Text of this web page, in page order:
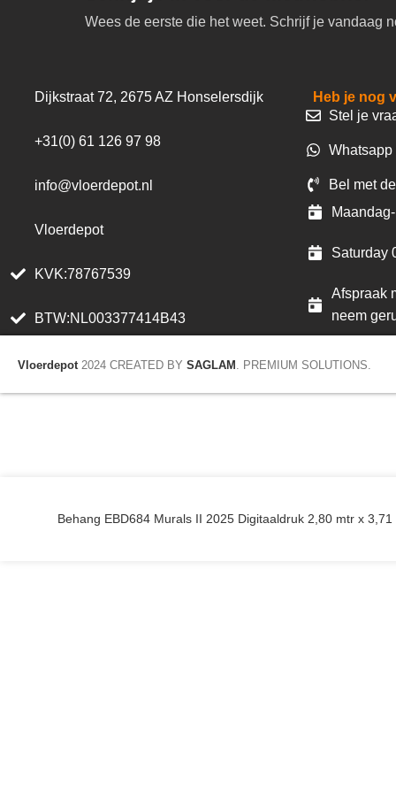
Wees de eerste die het weet. Schrijf je vandaag
Dijkstraat 72, 2675 AZ Honselersdijk
+31(0) 61 126 97 98
info@vloerdepot.nl
Vloerdepot
KVK:78767539
BTW:NL003377414B43
Heb je nog
Stel je
Bel met
Saturday
Afspraak
neem
Vloerdepot 2024 CREATED BY SAGLAM . PREMIUM SOLUTIONS.
Behang EBD684 Murals II 2025 Digitaaldruk 2,80 mtr x 3,71